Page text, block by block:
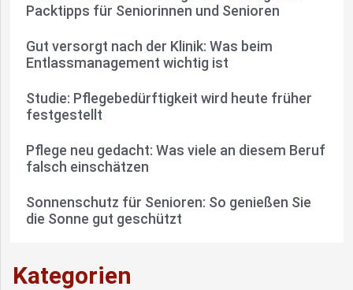
Packtipps für Seniorinnen und Senioren
Gut versorgt nach der Klinik: Was beim
Entlassmanagement wichtig ist
Studie: Pflegebedürftigkeit wird heute früher
festgestellt
Pflege neu gedacht: Was viele an diesem Beruf
falsch einschätzen
Sonnenschutz für Senioren: So genießen Sie
die Sonne gut geschützt
Kategorien